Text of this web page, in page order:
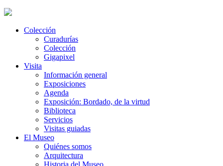
Colección
Curadurías
Colección
Gigapixel
Visita
Información general
Exposiciones
Agenda
Exposición: Bordado, de la virtud
Biblioteca
Servicios
Visitas guiadas
El Museo
Quiénes somos
Arquitectura
Historia del Museo